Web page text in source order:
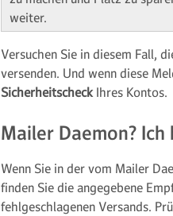
weiter.
Versuchen Sie in diesem Fall,
versenden. Und wenn diese
SicherheitscheckIhres Kontos.
Mailer Daemon?
Wenn Sie in der vom Mailer
finden Sie die angegebene
fehlgeschlagenen Versands.